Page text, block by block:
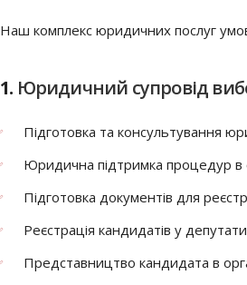
Наш комплекс юридичних послуг
1. Юридичний супровід
Підготовка та консультування
Юридична підтримка процедур в
Підготовка документів для
Реєстрація кандидатів у
Представництво кандидата в